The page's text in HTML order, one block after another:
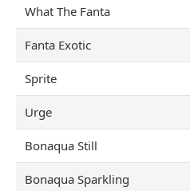
What The Fanta
Fanta Exotic
Sprite
Urge
Bonaqua Still
Bonaqua Sparkling